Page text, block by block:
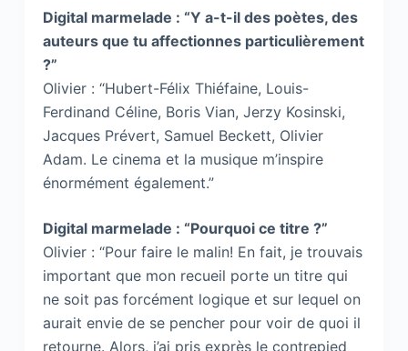
Digital marmelade : “Y a-t-il des poètes, des
auteurs que tu affectionnes particulièrement
?”
Olivier : “Hubert-Félix Thiéfaine, Louis-
Ferdinand Céline, Boris Vian, Jerzy Kosinski,
Jacques Prévert, Samuel Beckett, Olivier
Adam. Le cinema et la musique m’inspire
énormément également.”
Digital marmelade : “Pourquoi ce titre ?”
Olivier : “Pour faire le malin! En fait, je trouvais
important que mon recueil porte un titre qui
ne soit pas forcément logique et sur lequel on
aurait envie de se pencher pour voir de quoi il
retourne. Alors, j’ai pris exprès le contrepied